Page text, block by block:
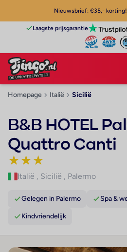
Nieuwsbrief: €35,- korting!
Laagste prijsgarantie
Homepage Italië Sicilië
B&B HOTEL
Quattro Canti
★★★
Italië , Sicilië , Palermo
Gelegen in Palermo Spa &
Kindvriendelijk